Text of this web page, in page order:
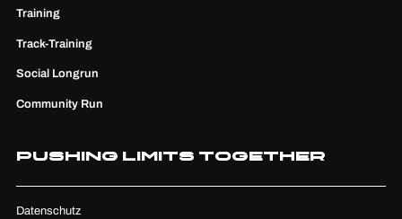
Training
Track-Training
Social Longrun
Community Run
Pushing Limits Together
Datenschutz